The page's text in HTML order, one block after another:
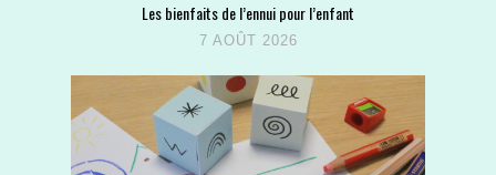
Les bienfaits de l’ennui pour l’enfant
7 AOÛT 2026